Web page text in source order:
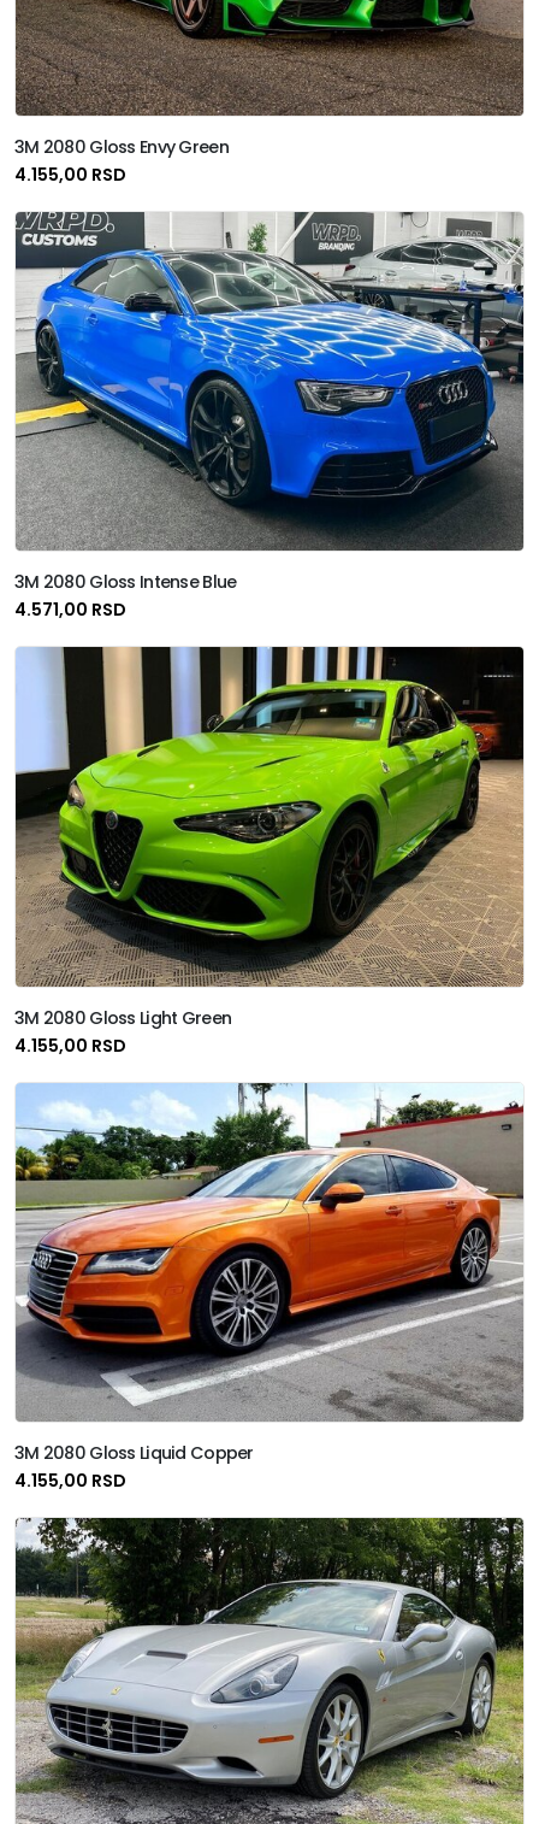
3M 2080 Gloss Envy Green
4.155,00 RSD
3M 2080 Gloss Intense Blue
4.571,00 RSD
3M 2080 Gloss Light Green
4.155,00 RSD
3M 2080 Gloss Liquid Copper
4.155,00 RSD